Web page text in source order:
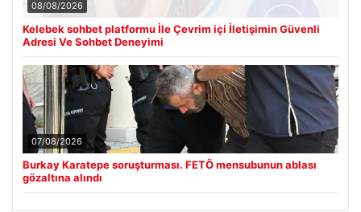
08/08/2026
Kelebek sohbet platformu İle Çevrim içi İletişimin Güvenli
Adresi Ve Sohbet Deneyimi
07/08/2026
Burkay Karatepe soruşturması. FETÖ mensubunun ablası
gözaltına alındı